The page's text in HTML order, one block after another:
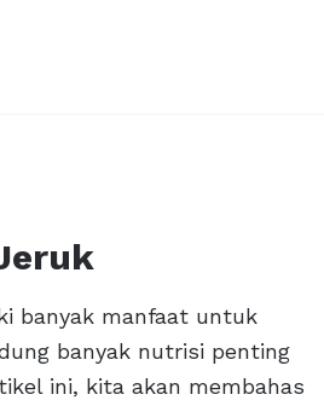
banyak manfaat untuk
banyak nutrisi penting
ini, kita akan membahas